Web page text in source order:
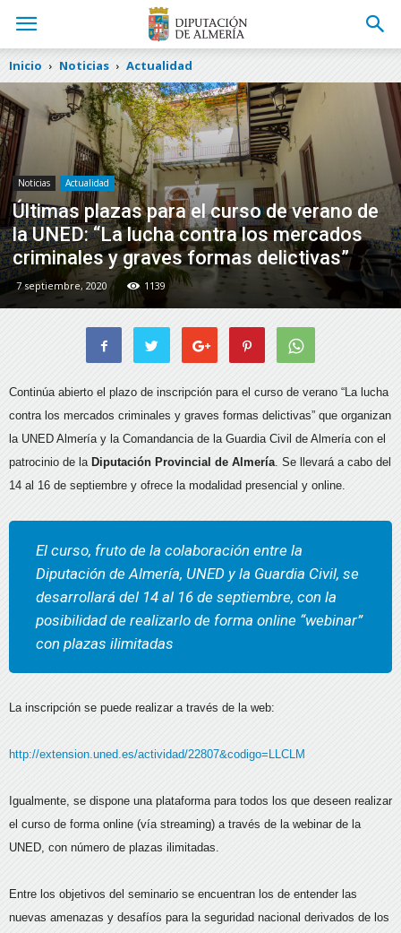
Inicio Noticias Actualidad
Noticias Actualidad
Últimas plazas para el curso de verano de
la UNED: “La lucha contra los mercados
criminales y graves formas delictivas”
7 septiembre, 2020 1139
Continúa abierto el plazo de inscripción para el curso de verano “La lucha
contra los mercados criminales y graves formas delictivas” que organizan
la UNED Almería y la Comandancia de la Guardia Civil de Almería con el
patrocinio de la Diputación Provincial de Almería. Se llevará a cabo del
14 al 16 de septiembre y ofrece la modalidad presencial y online.
El curso, fruto de la colaboración entre la
Diputación de Almería, UNED y la Guardia Civil, se
desarrollará del 14 al 16 de septiembre, con la
posibilidad de realizarlo de forma online “webinar”
con plazas ilimitadas
La inscripción se puede realizar a través de la web:
http://extension.uned.es/actividad/22807&codigo=LLCLM
Igualmente, se dispone una plataforma para todos los que deseen realizar
el curso de forma online (vía streaming) a través de la webinar de la
UNED, con número de plazas ilimitadas.
Entre los objetivos del seminario se encuentran los de entender las
nuevas amenazas y desafíos para la seguridad nacional derivados de los